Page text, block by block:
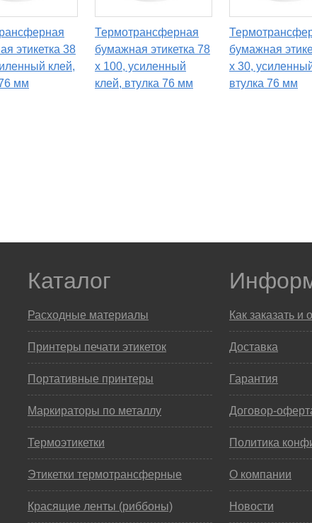
этикетка 38
клей,
мм
Термотрансферная
бумажная этикетка 78
х 100, усиленный
клей, втулка 76 мм
бумажная
х 30,
втулка 76 мм
Каталог
Расходные материалы
Принтеры печати этикеток
Портативные принтеры
Маркираторы по металлу
Термоэтикетки
Этикетки термотрансферные
Красящие ленты (риббоны)
Как заказать и
Доставка
Гарантия
Договор-
Политика
О компании
Новости